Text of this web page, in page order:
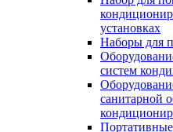
установках
Наборы для
систем
санитарной
Портативные